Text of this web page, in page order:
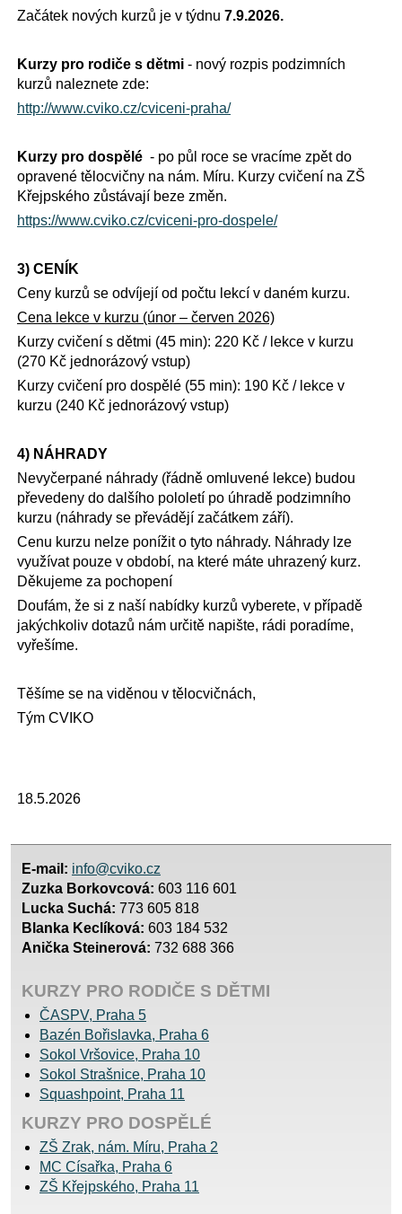
Začátek nových kurzů je v týdnu 7.9.2026.
Kurzy pro rodiče s dětmi - nový rozpis podzimních
kurzů naleznete zde:
http://www.cviko.cz/cviceni-praha/
Kurzy pro dospělé - po půl roce se vracíme zpět do
opravené tělocvičny na nám. Míru. Kurzy cvičení na ZŠ
Křejpského zůstávají beze změn.
https://www.cviko.cz/cviceni-pro-dospele/
3) CENÍK
Ceny kurzů se odvíjejí od počtu lekcí v daném kurzu.
Cena lekce v kurzu (únor – červen 2026)
Kurzy cvičení s dětmi (45 min): 220 Kč / lekce v kurzu
(270 Kč jednorázový vstup)
Kurzy cvičení pro dospělé (55 min): 190 Kč / lekce v
kurzu (240 Kč jednorázový vstup)
4) NÁHRADY
Nevyčerpané náhrady (řádně omluvené lekce) budou
převedeny do dalšího pololetí po úhradě podzimního
kurzu (náhrady se převádějí začátkem září).
Cenu kurzu nelze ponížit o tyto náhrady. Náhrady lze
využívat pouze v období, na které máte uhrazený kurz.
Děkujeme za pochopení
Doufám, že si z naší nabídky kurzů vyberete, v případě
jakýchkoliv dotazů nám určitě napište, rádi poradíme,
vyřešíme.
Těšíme se na viděnou v tělocvičnách,
Tým CVIKO
18.5.2026
E-mail: info@cviko.cz
Zuzka Borkovcová: 603 116 601
Lucka Suchá: 773 605 818
Blanka Keclíková: 603 184 532
Anička Steinerová: 732 688 366
KURZY PRO RODIČE S DĚTMI
ČASPV, Praha 5
Bazén Bořislavka, Praha 6
Sokol Vršovice, Praha 10
Sokol Strašnice, Praha 10
Squashpoint, Praha 11
KURZY PRO DOSPĚLÉ
ZŠ Zrak, nám. Míru, Praha 2
MC Císařka, Praha 6
ZŠ Křejpského, Praha 11